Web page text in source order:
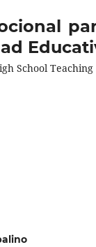
School